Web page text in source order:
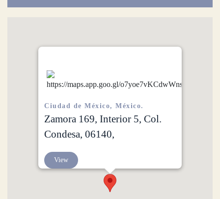
Ciudad de México, México.
Zamora 169, Interior 5, Col.
Condesa, 06140,
View